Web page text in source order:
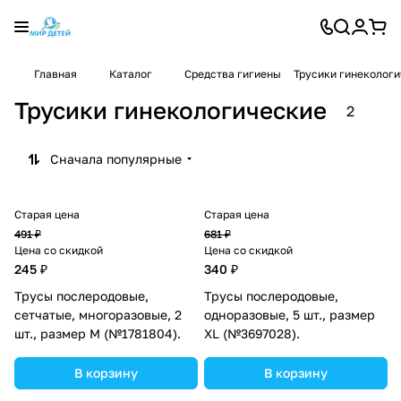
Главная Каталог Средства гигиены Трусики
Трусики гинекологические 2
Сначала популярные
Старая цена
491 ₽
Цена со скидкой
245 ₽
Трусы послеродовые,
сетчатые, многоразовые, 2
шт., размер M (№1781804).
В корзину
Старая цена
681 ₽
Цена со скидкой
340 ₽
Трусы послеродовые,
одноразовые, 5 шт., размер
XL (№3697028).
В корзину